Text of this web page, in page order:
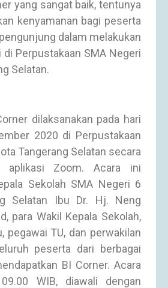
yang sangat baik, tentunya
kenyamanan bagi peserta
dalam melakukan
Perpustakaan SMA Negeri
Selatan.
dilaksanakan pada hari
2020 di Perpustakaan
Tangerang Selatan secara
aplikasi Zoom. Acara ini
Sekolah SMA Negeri 6
Selatan Ibu Dr. Hj. Neng
para Wakil Kepala Sekolah,
pegawai TU, dan perwakilan
peserta dari berbagai
BI Corner. Acara
WIB, diawali dengan